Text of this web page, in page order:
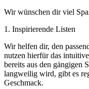
Wir wünschen dir viel
1. Inspirierende Listen
Wir helfen dir, den
nutzen hierfür das
bereits aus den gängigen
langweilig wird, gibt es
Geschmack.